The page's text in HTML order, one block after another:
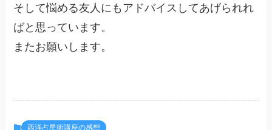
そして悩める友人にもアドバイスしてあげられれ
ばと思っています。
またお願いします。
西洋占星術講座の感想